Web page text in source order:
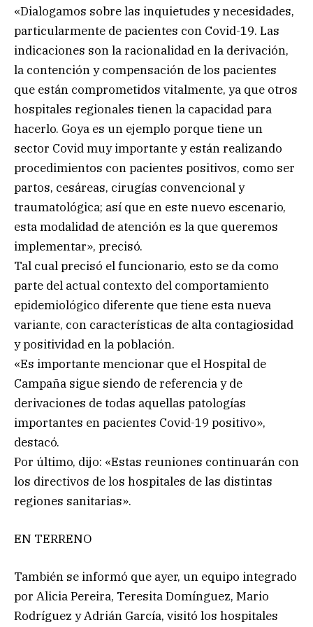
«Dialogamos sobre las inquietudes y necesidades,
particularmente de pacientes con Covid-19. Las
indicaciones son la racionalidad en la derivación,
la contención y compensación de los pacientes
que están comprometidos vitalmente, ya que otros
hospitales regionales tienen la capacidad para
hacerlo. Goya es un ejemplo porque tiene un
sector Covid muy importante y están realizando
procedimientos con pacientes positivos, como ser
partos, cesáreas, cirugías convencional y
traumatológica; así que en este nuevo escenario,
esta modalidad de atención es la que queremos
implementar», precisó.
Tal cual precisó el funcionario, esto se da como
parte del actual contexto del comportamiento
epidemiológico diferente que tiene esta nueva
variante, con características de alta contagiosidad
y positividad en la población.
«Es importante mencionar que el Hospital de
Campaña sigue siendo de referencia y de
derivaciones de todas aquellas patologías
importantes en pacientes Covid-19 positivo»,
destacó.
Por último, dijo: «Estas reuniones continuarán con
los directivos de los hospitales de las distintas
regiones sanitarias».
EN TERRENO
También se informó que ayer, un equipo integrado
por Alicia Pereira, Teresita Domínguez, Mario
Rodríguez y Adrián García, visitó los hospitales